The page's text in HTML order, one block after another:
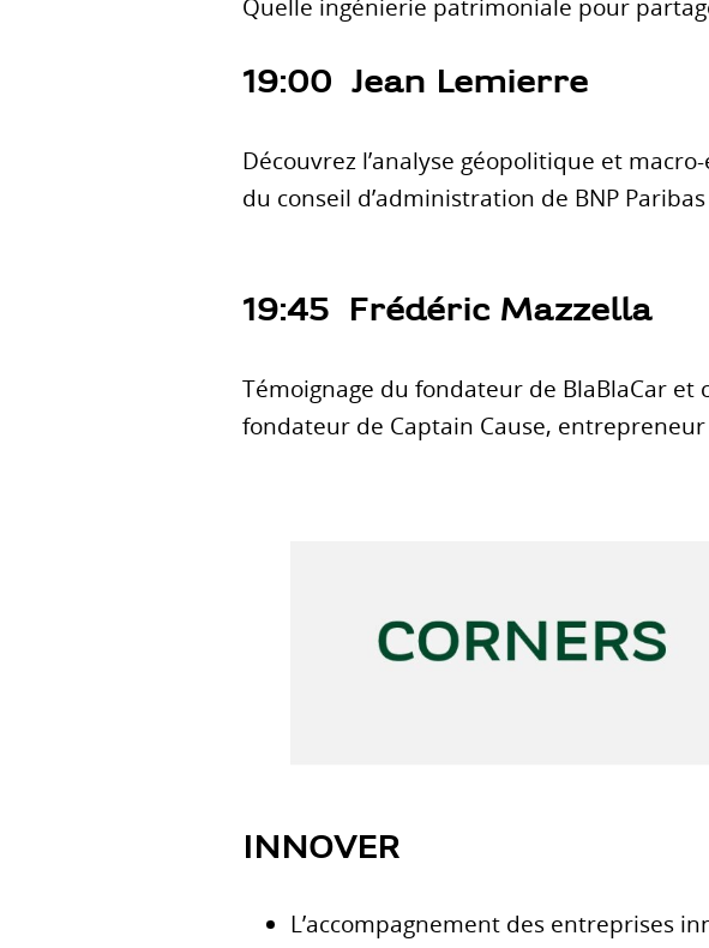
Quelle ingénierie patrimoniale pour
19:00 Jean Lemierre
Découvrez l’analyse géopolitique et
du conseil d’administration de BNP Paribas
19:45 Frédéric Mazzella
Témoignage du fondateur de BlaBlaCar et
fondateur de Captain Cause, entrepreneur
INNOVER
L’accompagnement des entreprises